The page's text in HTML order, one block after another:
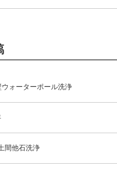
ォーターポール洗浄
間他石洗浄